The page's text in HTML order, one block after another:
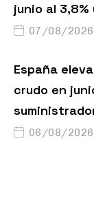
junio al
07/08/2026
España
crudo en
06/08/2026